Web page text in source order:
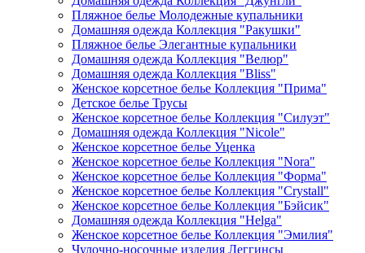
Пляжное белье Молодежные купальники
Домашняя одежда Коллекция "Ракушки"
Пляжное белье Элегантные купальники
Домашняя одежда Коллекция "Велюр"
Домашняя одежда Коллекция "Bliss"
Женское корсетное белье Коллекция "Прима"
Детское белье Трусы
Женское корсетное белье Коллекция "Силуэт"
Домашняя одежда Коллекция "Nicole"
Женское корсетное белье Уценка
Женское корсетное белье Коллекция "Nora"
Женское корсетное белье Коллекция "Форма"
Женское корсетное белье Коллекция "Crystall"
Женское корсетное белье Коллекция "Бэйсик"
Домашняя одежда Коллекция "Helga"
Женское корсетное белье Коллекция "Эмилия"
Чулочно-носочные изделия Леггинсы